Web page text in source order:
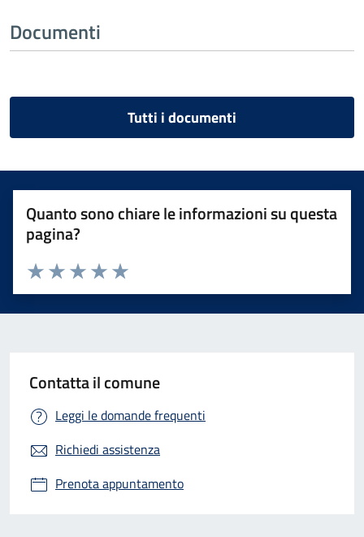
Documenti
Tutti i documenti
Quanto sono chiare le informazioni su questa
pagina?
Valuta 5 stelle su 5
Valuta 4 stelle su 5
Valuta 3 stelle su 5
Valuta 2 stelle su 5
Valuta 1 stelle su 5
Contatta il comune
Leggi le domande frequenti
Richiedi assistenza
Prenota appuntamento